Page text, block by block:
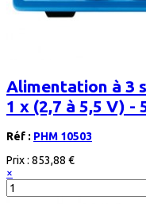
Alimentation à 3
1 x (2,7 à 5,5 V) -
Réf : PHM 10503
Prix : 853,88 €
×